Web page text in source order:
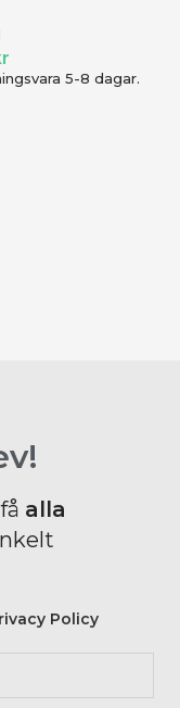
5-8 dagar.
alla
Policy